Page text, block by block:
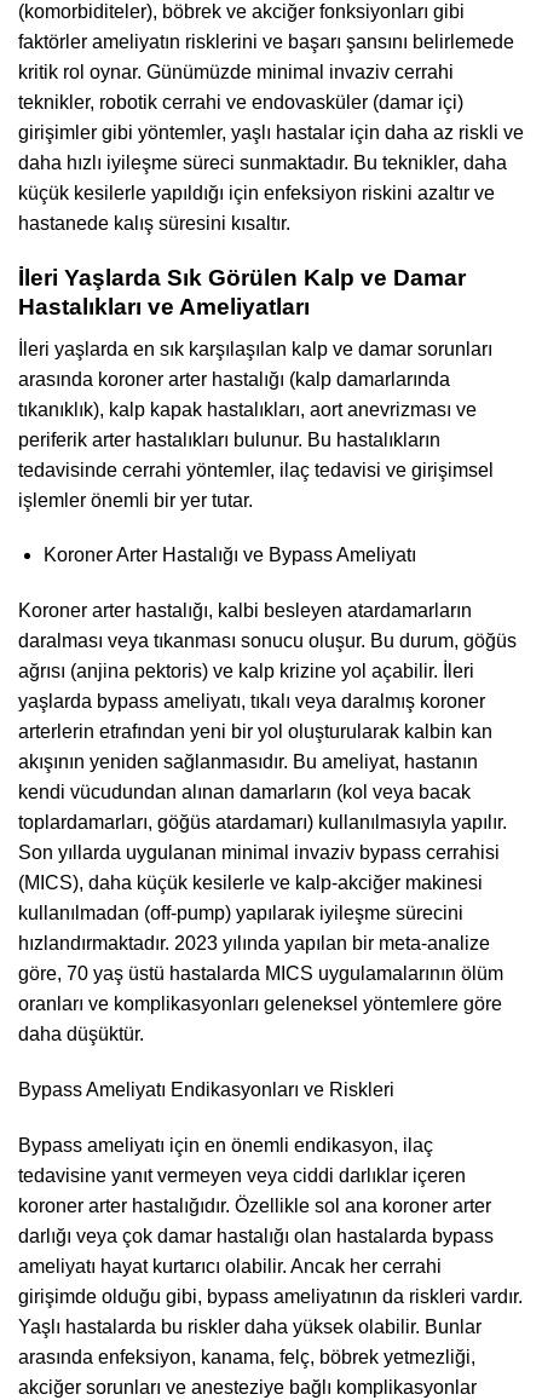
(komorbiditeler), böbrek ve akciğer fonksiyonları gibi
faktörler ameliyatın risklerini ve başarı şansını belirlemede
kritik rol oynar. Günümüzde minimal invaziv cerrahi
teknikler, robotik cerrahi ve endovasküler (damar içi)
girişimler gibi yöntemler, yaşlı hastalar için daha az riskli ve
daha hızlı iyileşme süreci sunmaktadır. Bu teknikler, daha
küçük kesilerle yapıldığı için enfeksiyon riskini azaltır ve
hastanede kalış süresini kısaltır.
İleri Yaşlarda Sık Görülen Kalp ve Damar
Hastalıkları ve Ameliyatları
İleri yaşlarda en sık karşılaşılan kalp ve damar sorunları
arasında koroner arter hastalığı (kalp damarlarında
tıkanıklık), kalp kapak hastalıkları, aort anevrizması ve
periferik arter hastalıkları bulunur. Bu hastalıkların
tedavisinde cerrahi yöntemler, ilaç tedavisi ve girişimsel
işlemler önemli bir yer tutar.
Koroner Arter Hastalığı ve Bypass Ameliyatı
Koroner arter hastalığı, kalbi besleyen atardamarların
daralması veya tıkanması sonucu oluşur. Bu durum, göğüs
ağrısı (anjina pektoris) ve kalp krizine yol açabilir. İleri
yaşlarda bypass ameliyatı, tıkalı veya daralmış koroner
arterlerin etrafından yeni bir yol oluşturularak kalbin kan
akışının yeniden sağlanmasıdır. Bu ameliyat, hastanın
kendi vücudundan alınan damarların (kol veya bacak
toplardamarları, göğüs atardamarı) kullanılmasıyla yapılır.
Son yıllarda uygulanan minimal invaziv bypass cerrahisi
(MICS), daha küçük kesilerle ve kalp-akciğer makinesi
kullanılmadan (off-pump) yapılarak iyileşme sürecini
hızlandırmaktadır. 2023 yılında yapılan bir meta-analize
göre, 70 yaş üstü hastalarda MICS uygulamalarının ölüm
oranları ve komplikasyonları geleneksel yöntemlere göre
daha düşüktür.
Bypass Ameliyatı Endikasyonları ve Riskleri
Bypass ameliyatı için en önemli endikasyon, ilaç
tedavisine yanıt vermeyen veya ciddi darlıklar içeren
koroner arter hastalığıdır. Özellikle sol ana koroner arter
darlığı veya çok damar hastalığı olan hastalarda bypass
ameliyatı hayat kurtarıcı olabilir. Ancak her cerrahi
girişimde olduğu gibi, bypass ameliyatının da riskleri vardır.
Yaşlı hastalarda bu riskler daha yüksek olabilir. Bunlar
arasında enfeksiyon, kanama, felç, böbrek yetmezliği,
akciğer sorunları ve anesteziye bağlı komplikasyonlar